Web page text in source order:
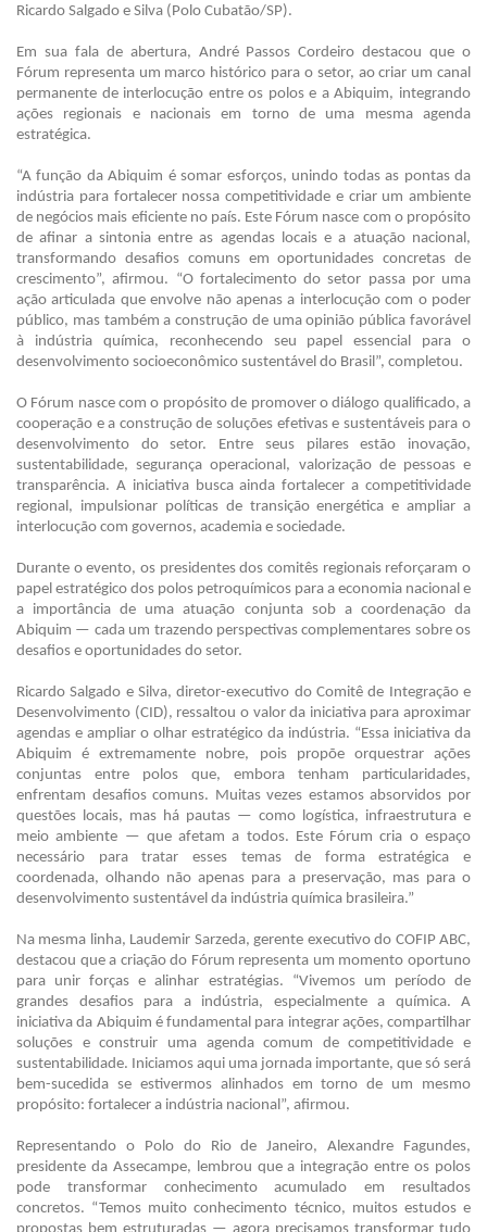
Ricardo Salgado e Silva (Polo Cubatão/SP).
Em sua fala de abertura, André Passos Cordeiro destacou que o
Fórum representa um marco histórico para o setor, ao criar um canal
permanente de interlocução entre os polos e a Abiquim, integrando
ações regionais e nacionais em torno de uma mesma agenda
estratégica.
“A função da Abiquim é somar esforços, unindo todas as pontas da
indústria para fortalecer nossa competitividade e criar um ambiente
de negócios mais eficiente no país. Este Fórum nasce com o propósito
de afinar a sintonia entre as agendas locais e a atuação nacional,
transformando desafios comuns em oportunidades concretas de
crescimento”, afirmou. “O fortalecimento do setor passa por uma
ação articulada que envolve não apenas a interlocução com o poder
público, mas também a construção de uma opinião pública favorável
à indústria química, reconhecendo seu papel essencial para o
desenvolvimento socioeconômico sustentável do Brasil”, completou.
O Fórum nasce com o propósito de promover o diálogo qualificado, a
cooperação e a construção de soluções efetivas e sustentáveis para o
desenvolvimento do setor. Entre seus pilares estão inovação,
sustentabilidade, segurança operacional, valorização de pessoas e
transparência. A iniciativa busca ainda fortalecer a competitividade
regional, impulsionar políticas de transição energética e ampliar a
interlocução com governos, academia e sociedade.
Durante o evento, os presidentes dos comitês regionais reforçaram o
papel estratégico dos polos petroquímicos para a economia nacional e
a importância de uma atuação conjunta sob a coordenação da
Abiquim — cada um trazendo perspectivas complementares sobre os
desafios e oportunidades do setor.
Ricardo Salgado e Silva, diretor-executivo do Comitê de Integração e
Desenvolvimento (CID), ressaltou o valor da iniciativa para aproximar
agendas e ampliar o olhar estratégico da indústria. “Essa iniciativa da
Abiquim é extremamente nobre, pois propõe orquestrar ações
conjuntas entre polos que, embora tenham particularidades,
enfrentam desafios comuns. Muitas vezes estamos absorvidos por
questões locais, mas há pautas — como logística, infraestrutura e
meio ambiente — que afetam a todos. Este Fórum cria o espaço
necessário para tratar esses temas de forma estratégica e
coordenada, olhando não apenas para a preservação, mas para o
desenvolvimento sustentável da indústria química brasileira.”
Na mesma linha, Laudemir Sarzeda, gerente executivo do COFIP ABC,
destacou que a criação do Fórum representa um momento oportuno
para unir forças e alinhar estratégias. “Vivemos um período de
grandes desafios para a indústria, especialmente a química. A
iniciativa da Abiquim é fundamental para integrar ações, compartilhar
soluções e construir uma agenda comum de competitividade e
sustentabilidade. Iniciamos aqui uma jornada importante, que só será
bem-sucedida se estivermos alinhados em torno de um mesmo
propósito: fortalecer a indústria nacional”, afirmou.
Representando o Polo do Rio de Janeiro, Alexandre Fagundes,
presidente da Assecampe, lembrou que a integração entre os polos
pode transformar conhecimento acumulado em resultados
concretos. “Temos muito conhecimento técnico, muitos estudos e